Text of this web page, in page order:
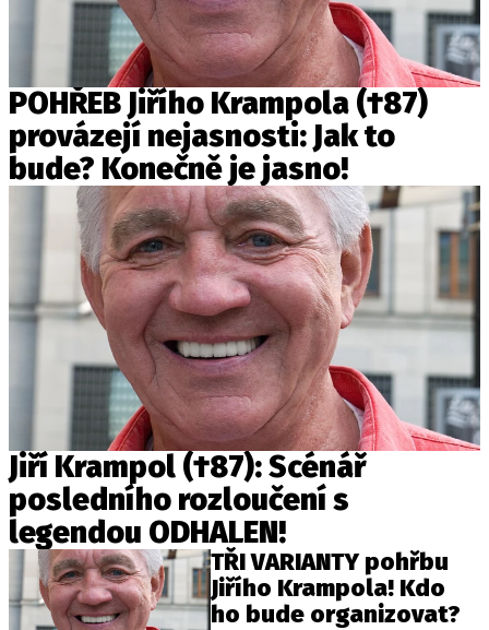
POHŘEB Jiřího Krampola (†87)
provázejí nejasnosti: Jak to
bude? Konečně je jasno!
Jiří Krampol (†87): Scénář
posledního rozloučení s
legendou ODHALEN!
TŘI VARIANTY pohřbu
Jiřího Krampola! Kdo
ho bude organizovat?